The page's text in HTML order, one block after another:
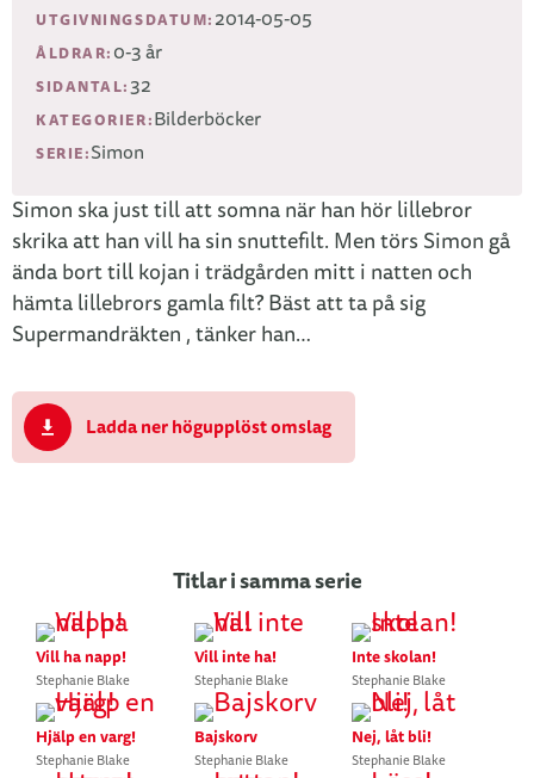
UTGIVNINGSDATUM: 2014-05-05
ÅLDRAR: 0-3 år
SIDANTAL:32
KATEGORIER:Bilderböcker
SERIE:Simon
Simon ska just till att somna när han hör lillebror
skrika att han vill ha sin snuttefilt. Men törs Simon gå
ända bort till kojan i trädgården mitt i natten och
hämta lillebrors gamla filt? Bäst att ta på sig
Supermandräkten , tänker han…
Ladda ner högupplöst omslag
Titlar i samma serie
Vill ha napp!
Stephanie Blake
Vill inte ha!
Stephanie Blake
Inte skolan!
Stephanie Blake
Hjälp en varg!
Stephanie Blake
Bajskorv
Stephanie Blake
Nej, låt bli!
Stephanie Blake